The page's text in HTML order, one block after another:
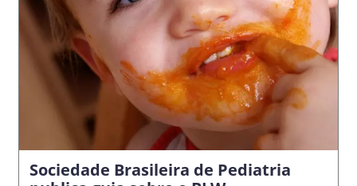
Sociedade Brasileira de Pediatria